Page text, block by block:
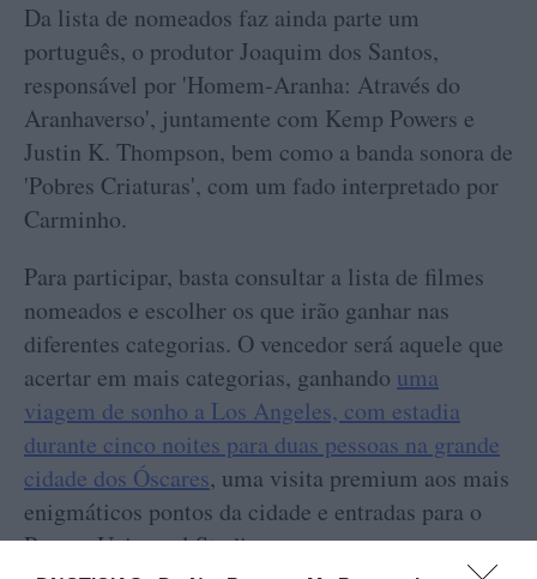
Da lista de nomeados faz ainda parte um
português, o produtor Joaquim dos Santos,
responsável por 'Homem-Aranha: Através do
Aranhaverso', juntamente com Kemp Powers e
Justin K. Thompson, bem como a banda sonora de
'Pobres Criaturas', com um fado interpretado por
Carminho.
Para participar, basta consultar a lista de filmes
nomeados e escolher os que irão ganhar nas
diferentes categorias. O vencedor será aquele que
acertar em mais categorias, ganhando uma
viagem de sonho a Los Angeles, com estadia
durante cinco noites para duas pessoas na grande
cidade dos Óscares, uma visita premium aos mais
enigmáticos pontos da cidade e entradas para o
Parque Universal Studios.